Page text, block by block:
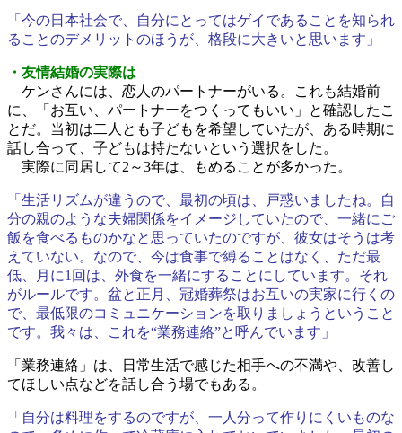
「今の日本社会で、自分にとってはゲイであることを知られ
ることのデメリットのほうが、格段に大きいと思います」
・友情結婚の実際は
ケンさんには、恋人のパートナーがいる。これも結婚前
に、「お互い、パートナーをつくってもいい」と確認したこ
とだ。当初は二人とも子どもを希望していたが、ある時期に
話し合って、子どもは持たないという選択をした。
実際に同居して2～3年は、もめることが多かった。
「生活リズムが違うので、最初の頃は、戸惑いましたね。自
分の親のような夫婦関係をイメージしていたので、一緒にご
飯を食べるものかなと思っていたのですが、彼女はそうは考
えていない。なので、今は食事で縛ることはなく、ただ最
低、月に1回は、外食を一緒にすることにしています。それ
がルールです。盆と正月、冠婚葬祭はお互いの実家に行くの
で、最低限のコミュニケーションを取りましょうということ
です。我々は、これを“業務連絡”と呼んでいます」
「業務連絡」は、日常生活で感じた相手への不満や、改善し
てほしい点などを話し合う場でもある。
「自分は料理をするのですが、一人分って作りにくいものな